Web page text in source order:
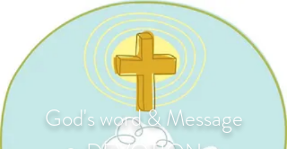
God's word & Message